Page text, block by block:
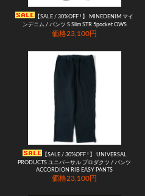
【SALE / 30%OFF ! 】 MINEDENIM マイ
ンデニム / パンツ S.Slim STR 5pocket OWS
価格23,100円
【SALE / 30%OFF ! 】 UNIVERSAL
PRODUCTS ユニバーサル プロダクツ / パンツ
ACCORDION RIB EASY PANTS
価格23,100円